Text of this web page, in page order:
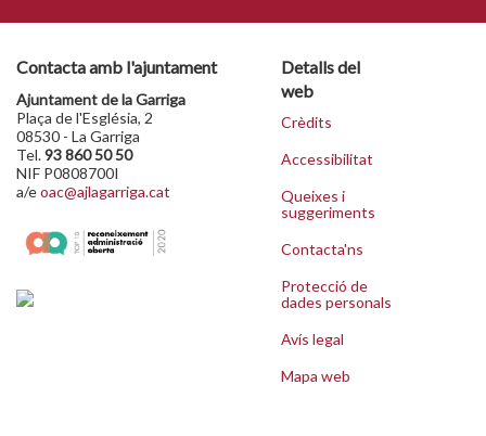
Contacta amb l'ajuntament
Ajuntament de la Garriga
Plaça de l'Església, 2
08530 - La Garriga
Tel.93 860 50 50
NIF P0808700I
a/eoac@ajlagarriga.cat
Detalls del
web
Crèdits
Accessibilitat
Queixes i
suggeriments
Contacta'ns
Protecció de
dades personals
Avís legal
Mapa web